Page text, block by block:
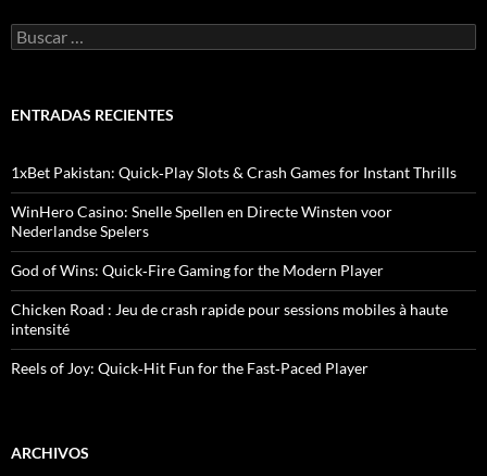
B
u
a
ENTRADAS RECIENTES
1xBet Pakistan: Quick‑Play Slots & Crash Games for Instant Thrills
WinHero Casino: Snelle Spellen en Directe Winsten voor
Nederlandse Spelers
God of Wins: Quick‑Fire Gaming for the Modern Player
Chicken Road : Jeu de crash rapide pour sessions mobiles à haute
intensité
Reels of Joy: Quick‑Hit Fun for the Fast‑Paced Player
ARCHIVOS